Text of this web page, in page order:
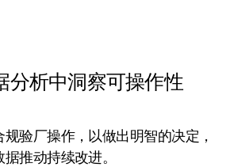
分析中洞察可操作性
验厂操作，以做出明智的决定，
推动持续改进。